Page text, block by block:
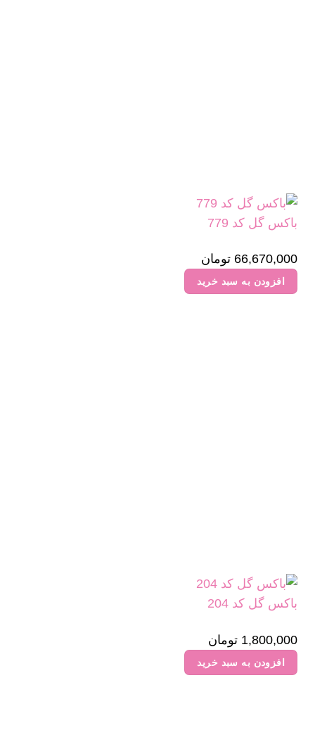
باکس گل کد 779
66,670,000 تومان
افزودن به سبد خرید
باکس گل کد 204
1,800,000 تومان
افزودن به سبد خرید